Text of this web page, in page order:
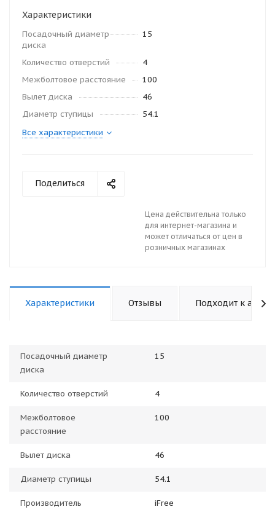
Характеристики
Посадочный диаметр
диска
15
Количество отверстий
4
Межболтовое расстояние
100
Вылет диска
46
Диаметр ступицы
54.1
Все характеристики
Поделиться
Цена действительна только
для интернет-магазина и
может отличаться от цен в
розничных магазинах
Характеристики Отзывы Подходит к авто
Посадочный диаметр
диска
15
Количество отверстий 4
Межболтовое
расстояние
100
Вылет диска 46
Диаметр ступицы 54.1
Производитель iFree